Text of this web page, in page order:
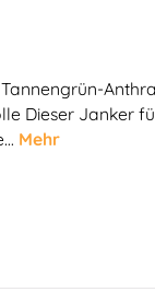
Dieser Janker
Mehr